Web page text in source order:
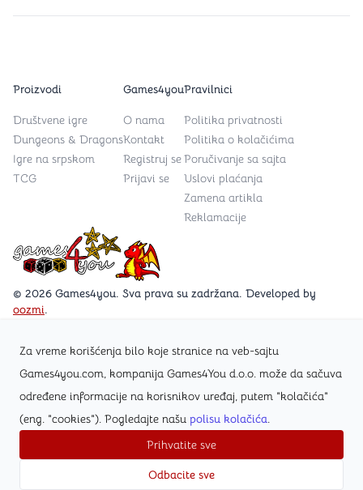
Za vreme korišćenja bilo koje stranice na veb-sajtu
Games4you.com, kompanija Games4You d.o.o. može da sačuva
određene informacije na korisnikov uređaj, putem "kolačića"
(eng. "cookies"). Pogledajte našu polisu kolačića.
Prihvatite sve
Odbacite sve
Games4you logo
© 2026 Games4you. Sva prava su zadržana. Developed by
oozmi.
Posetite Facebook stranicu /Games4you.rs
Zapratite Instagram profil @games4yours
Proizvodi
Društvene igre
Dungeons & Dragons
Igre na srpskom
TCG
Games4you
O nama
Kontakt
Registruj se
Prijavi se
Pravilnici
Politika privatnosti
Politika o kolačićima
Poručivanje sa sajta
Uslovi plaćanja
Zamena artikla
Reklamacije